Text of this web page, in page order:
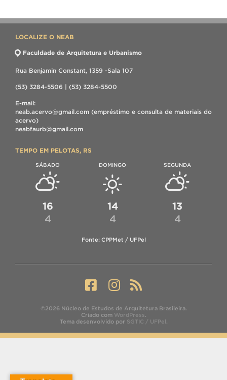
LOCALIZE O NEAB
Faculdade de Arquitetura e Urbanismo
Rua Benjamin Constant, 1359 -Sala 107
(53) 3284-5506 | (53) 3284-5500
E-mail:
neab.acervo@gmail.com (empréstimo e consulta de materiais do
acervo)
neabfaurb@gmail.com
TEMPO EM PELOTAS, RS
SÁBADO
16
4
DOMINGO
14
4
SEGUNDA
13
4
Fonte: CPPMet / UFPel
©2026 Núcleo de Estudos de Arquitetura Brasileira.
Criado com WordPress.
Tema desenvolvido por SGTIC / UFPel.